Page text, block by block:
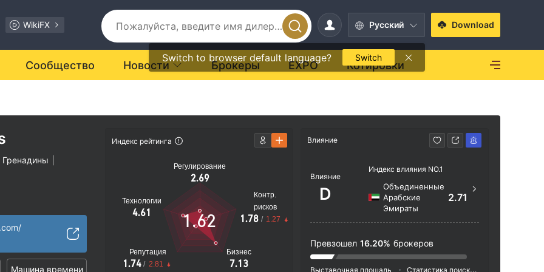
WikiFX Pусский
Switch to browser default language? Switch
Download
Сообщество Новости Брокеры EXPO Котировки
Гренадины
подозрителен
риски
Машина времени
Индекс рейтинга
Регулирование
2.69
Технологии
4.61
Репутация
1.74 / 2.81
Бизнес
7.13
Контр.
рисков
1.78 / 1.27
1.62
Влияние
Влияние
D
Индекс влияния NO.1
Объединенные
Арабские
Эмираты
2.71
Превзошел 16.20% брокеров
Выставочная площадь Статистика поиска